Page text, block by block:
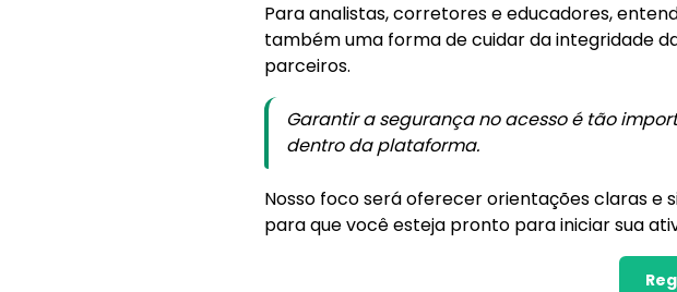
Para analistas, corretores e educadores,
também uma forma de cuidar da integridade
parceiros.
Garantir a segurança no acesso é tão
dentro da plataforma.
Nosso foco será oferecer orientações claras e
para que você esteja pronto para iniciar sua